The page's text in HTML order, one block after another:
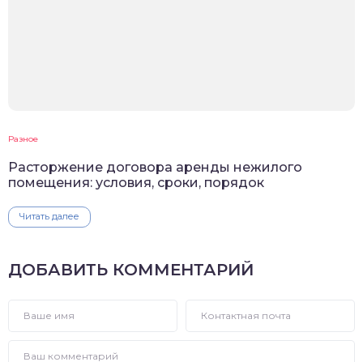
Разное
Расторжение договора аренды нежилого
помещения: условия, сроки, порядок
Читать далее
ДОБАВИТЬ КОММЕНТАРИЙ